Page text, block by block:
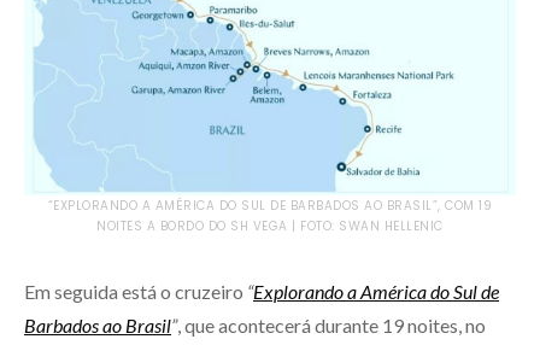
“EXPLORANDO A AMÉRICA DO SUL DE BARBADOS AO BRASIL”, COM 19
NOITES A BORDO DO SH VEGA | FOTO: SWAN HELLENIC
Em seguida está o cruzeiro “Explorando a América do Sul de
Barbados ao Brasil”, que acontecerá durante 19 noites, no